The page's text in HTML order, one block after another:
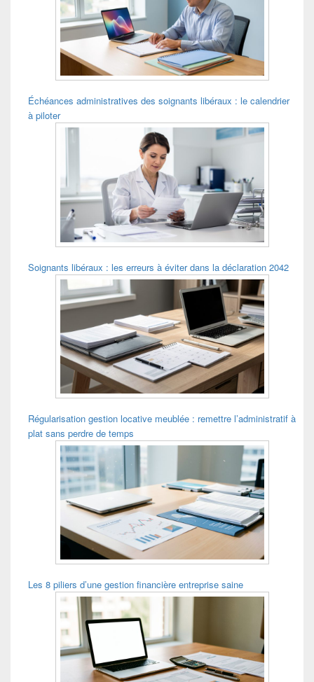
Échéances administratives des soignants libéraux : le calendrier
à piloter
Soignants libéraux : les erreurs à éviter dans la déclaration 2042
Régularisation gestion locative meublée : remettre l’administratif à
plat sans perdre de temps
Les 8 piliers d’une gestion financière entreprise saine